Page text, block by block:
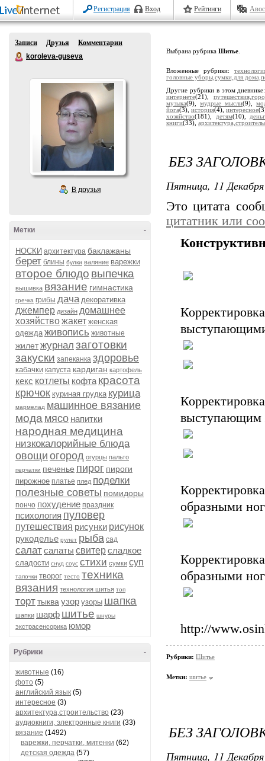
Регистрация Вход Рейтинги
Записи Друзья
Комментарии
koroleva-guseva
В друзья
-
Метки
НОСКИ архитектура баклажаны
берет блины булки валяние варежки
второе блюдо выпечка
вышивка вязание гимнастика
гречка грибы дача декоративка
джемпер дизайн домашнее
хозяйствожакет женская
одежда живопись животные
жилетжурнал заготовки
закуски запеканка здоровье
кабачки капуста кардиган картофель
кекс котлеты кофта красота
крючок куриная грудка курица
мармелад машинное вязание
мода мясо напитки
народная медицина
низкокалорийные блюда
овощи огород огурцы пальто
перчатки печенье пирог пироги
пирожное платье плед поделки
полезные советы помидоры
пончо похудение праздник
психология пуловер
путешествия рисунки рисунок
рукоделье рулет рыба сад
салатсалаты свитерсладкое
сладости снуд соус стихи сумки суп
тапочки творог тесто техника
вязания технология шитья топ
торттыква узор узоры шапка
шапки шарф шитье шнуры
экстрасенсорика юмор
-
Рубрики
животные (16)
фото (5)
английский язык (5)
интересное (3)
архитектура,строительство (23)
аудиокниги, электронные книги (33)
вязание (1492)
варежки, перчатки, митенки (62)
детская одежда (57)
Выбрана рубрика Шитье
Вложенные рубрики:
головные уборы,сумки,для
Другие рубрики в этом
интернете(21),
музыка(9),мудрые мысли(9),
йога(3), история(4), интересное
хозяйство(181), детям(10),
книги(33),
БЕЗ
Пятница, 11
Это цитата
цитатник или
выступающим
образными
образными
http://
Рубрики: Шитье
Метки: шитье
БЕЗ
Пятница, 11